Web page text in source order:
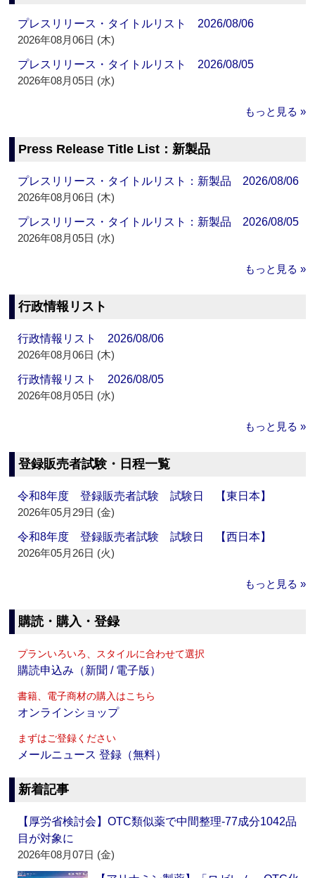
プレスリリース・タイトルリスト 2026/08/06
2026年08月06日 (木)
プレスリリース・タイトルリスト 2026/08/05
2026年08月05日 (水)
もっと見る »
Press Release Title List：新製品
プレスリリース・タイトルリスト：新製品 2026/08/06
2026年08月06日 (木)
プレスリリース・タイトルリスト：新製品 2026/08/05
2026年08月05日 (水)
もっと見る »
行政情報リスト
行政情報リスト 2026/08/06
2026年08月06日 (木)
行政情報リスト 2026/08/05
2026年08月05日 (水)
もっと見る »
登録販売者試験・日程一覧
令和8年度 登録販売者試験 試験日 【東日本】
2026年05月29日 (金)
令和8年度 登録販売者試験 試験日 【西日本】
2026年05月26日 (火)
もっと見る »
購読・購入・登録
プランいろいろ、スタイルに合わせて選択
購読申込み（新聞 / 電子版）
書籍、電子商材の購入はこちら
オンラインショップ
まずはご登録ください
メールニュース 登録（無料）
新着記事
【厚労省検討会】OTC類似薬で中間整理‐77成分1042品
目が対象に
2026年08月07日 (金)